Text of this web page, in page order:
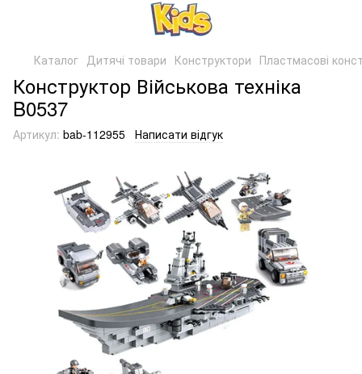
Каталог Дитячі товари Конструктори Пластмасові
Конструктор Військова техніка
B0537
Артикул: bab-112955 Написати відгук